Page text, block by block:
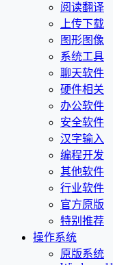
阅读翻译
上传下载
图形图像
系统工具
聊天软件
硬件相关
办公软件
安全软件
汉字输入
编程开发
其他软件
行业软件
官方原版
特别推荐
操作系统
原版系统